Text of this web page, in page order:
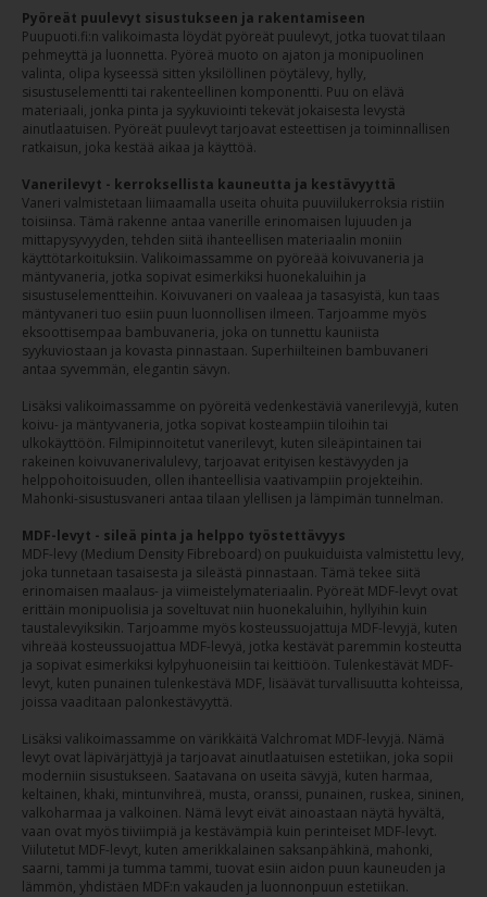
Pyöreät puulevyt sisustukseen ja rakentamiseen
Puupuoti.fi:n valikoimasta löydät pyöreät puulevyt, jotka tuovat tilaan
pehmeyttä ja luonnetta. Pyöreä muoto on ajaton ja monipuolinen
valinta, olipa kyseessä sitten yksilöllinen pöytälevy, hylly,
sisustuselementti tai rakenteellinen komponentti. Puu on elävä
materiaali, jonka pinta ja syykuviointi tekevät jokaisesta levystä
ainutlaatuisen. Pyöreät puulevyt tarjoavat esteettisen ja toiminnallisen
ratkaisun, joka kestää aikaa ja käyttöä.
Vanerilevyt - kerroksellista kauneutta ja kestävyyttä
Vaneri valmistetaan liimaamalla useita ohuita puuviilukerroksia ristiin
toisiinsa. Tämä rakenne antaa vanerille erinomaisen lujuuden ja
mittapysyvyyden, tehden siitä ihanteellisen materiaalin moniin
käyttötarkoituksiin. Valikoimassamme on pyöreää koivuvaneria ja
mäntyvaneria, jotka sopivat esimerkiksi huonekaluihin ja
sisustuselementteihin. Koivuvaneri on vaaleaa ja tasasyistä, kun taas
mäntyvaneri tuo esiin puun luonnollisen ilmeen. Tarjoamme myös
eksoottisempaa bambuvaneria, joka on tunnettu kauniista
syykuviostaan ja kovasta pinnastaan. Superhiilteinen bambuvaneri
antaa syvemmän, elegantin sävyn.
Lisäksi valikoimassamme on pyöreitä vedenkestäviä vanerilevyjä, kuten
koivu- ja mäntyvaneria, jotka sopivat kosteampiin tiloihin tai
ulkokäyttöön. Filmipinnoitetut vanerilevyt, kuten sileäpintainen tai
rakeinen koivuvanerivalulevy, tarjoavat erityisen kestävyyden ja
helppohoitoisuuden, ollen ihanteellisia vaativampiin projekteihin.
Mahonki-sisustusvaneri antaa tilaan ylellisen ja lämpimän tunnelman.
MDF-levyt - sileä pinta ja helppo työstettävyys
MDF-levy (Medium Density Fibreboard) on puukuiduista valmistettu levy,
joka tunnetaan tasaisesta ja sileästä pinnastaan. Tämä tekee siitä
erinomaisen maalaus- ja viimeistelymateriaalin. Pyöreät MDF-levyt ovat
erittäin monipuolisia ja soveltuvat niin huonekaluihin, hyllyihin kuin
taustalevyiksikin. Tarjoamme myös kosteussuojattuja MDF-levyjä, kuten
vihreää kosteussuojattua MDF-levyä, jotka kestävät paremmin kosteutta
ja sopivat esimerkiksi kylpyhuoneisiin tai keittiöön. Tulenkestävät MDF-
levyt, kuten punainen tulenkestävä MDF, lisäävät turvallisuutta kohteissa,
joissa vaaditaan palonkestävyyttä.
Lisäksi valikoimassamme on värikkäitä Valchromat MDF-levyjä. Nämä
levyt ovat läpivärjättyjä ja tarjoavat ainutlaatuisen estetiikan, joka sopii
moderniin sisustukseen. Saatavana on useita sävyjä, kuten harmaa,
keltainen, khaki, mintunvihreä, musta, oranssi, punainen, ruskea, sininen,
valkoharmaa ja valkoinen. Nämä levyt eivät ainoastaan näytä hyvältä,
vaan ovat myös tiiviimpiä ja kestävämpiä kuin perinteiset MDF-levyt.
Viilutetut MDF-levyt, kuten amerikkalainen saksanpähkinä, mahonki,
saarni, tammi ja tumma tammi, tuovat esiin aidon puun kauneuden ja
lämmön, yhdistäen MDF:n vakauden ja luonnonpuun estetiikan.